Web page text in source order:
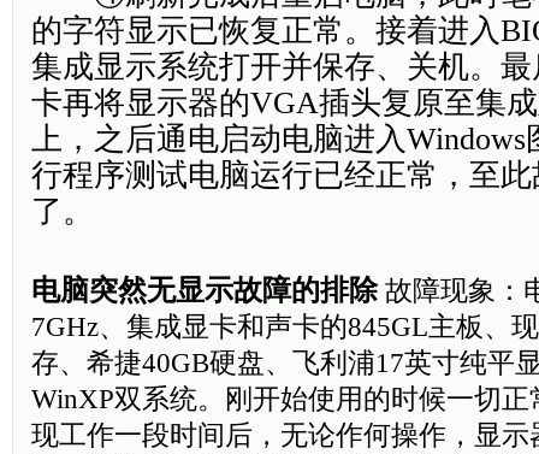
的字符显示已恢复正常。接着进入
集成显示系统打开并保存、关机。
卡再将显示器的VGA插头复原至集
上，之后通电启动电脑进入
行程序测试电脑运行已经正常，至
了。
电脑突然无显示故障的排除故障现象：
7GHz、集成显卡和声卡的845GL主板、
存、希捷40GB硬盘、飞利浦17英寸纯平
WinXP双系统。刚开始使用的时候一切
现工作一段时间后，无论作何操作，显